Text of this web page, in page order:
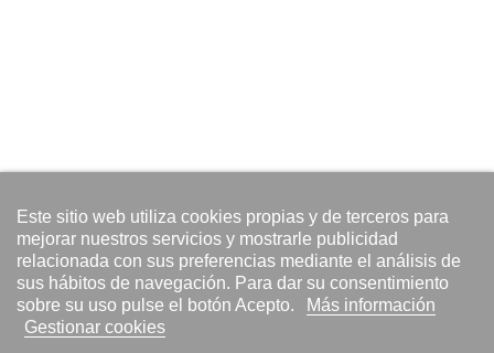
Este sitio web utiliza cookies propias y de terceros para
mejorar nuestros servicios y mostrarle publicidad
relacionada con sus preferencias mediante el análisis de
sus hábitos de navegación. Para dar su consentimiento
sobre su uso pulse el botón Acepto.
Más información
Gestionar cookies